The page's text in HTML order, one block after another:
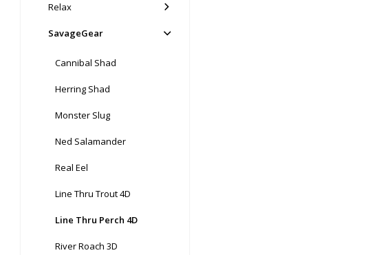
Relax
SavageGear
Cannibal Shad
Herring Shad
Monster Slug
Ned Salamander
Real Eel
Line Thru Trout 4D
Line Thru Perch 4D
River Roach 3D